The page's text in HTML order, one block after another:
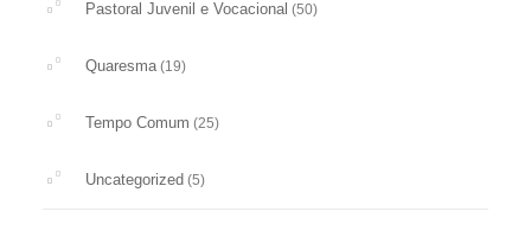
Pastoral Juvenil e Vocacional (50)
Quaresma(19)
Tempo Comum (25)
Uncategorized (5)